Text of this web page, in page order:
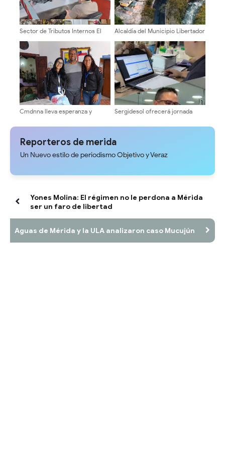
Sector de Tributos Internos El
Vigía despliega operativos de
atención y control fiscal
Alcaldía del Municipio Libertador
rehabilita el enlace Jesús
Manuel Gámez Arellano
Cmdnna lleva esperanza y
Mérida
Sergidesol ofrecerá jornada
En el pago del servicio de aseo
Reporteros de merida
Un Nuevo estilo de periodismo Objetivo y Veraz
Yones Molina: El régimen no le perdona a Mérida
ser un faro de libertad
Aguas de Mérida y la ULA analizaron caso Mucujún